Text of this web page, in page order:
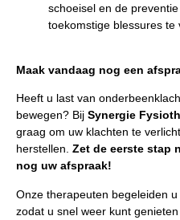
schoeisel en de
toekomstige blessures te
Maak vandaag nog een
Heeft u last van
bewegen? Bij Synergie
graag om uw klachten te
herstellen. Zet de eerste stap
nog uw afspraak!
Onze therapeuten begeleiden
zodat u snel weer kunt